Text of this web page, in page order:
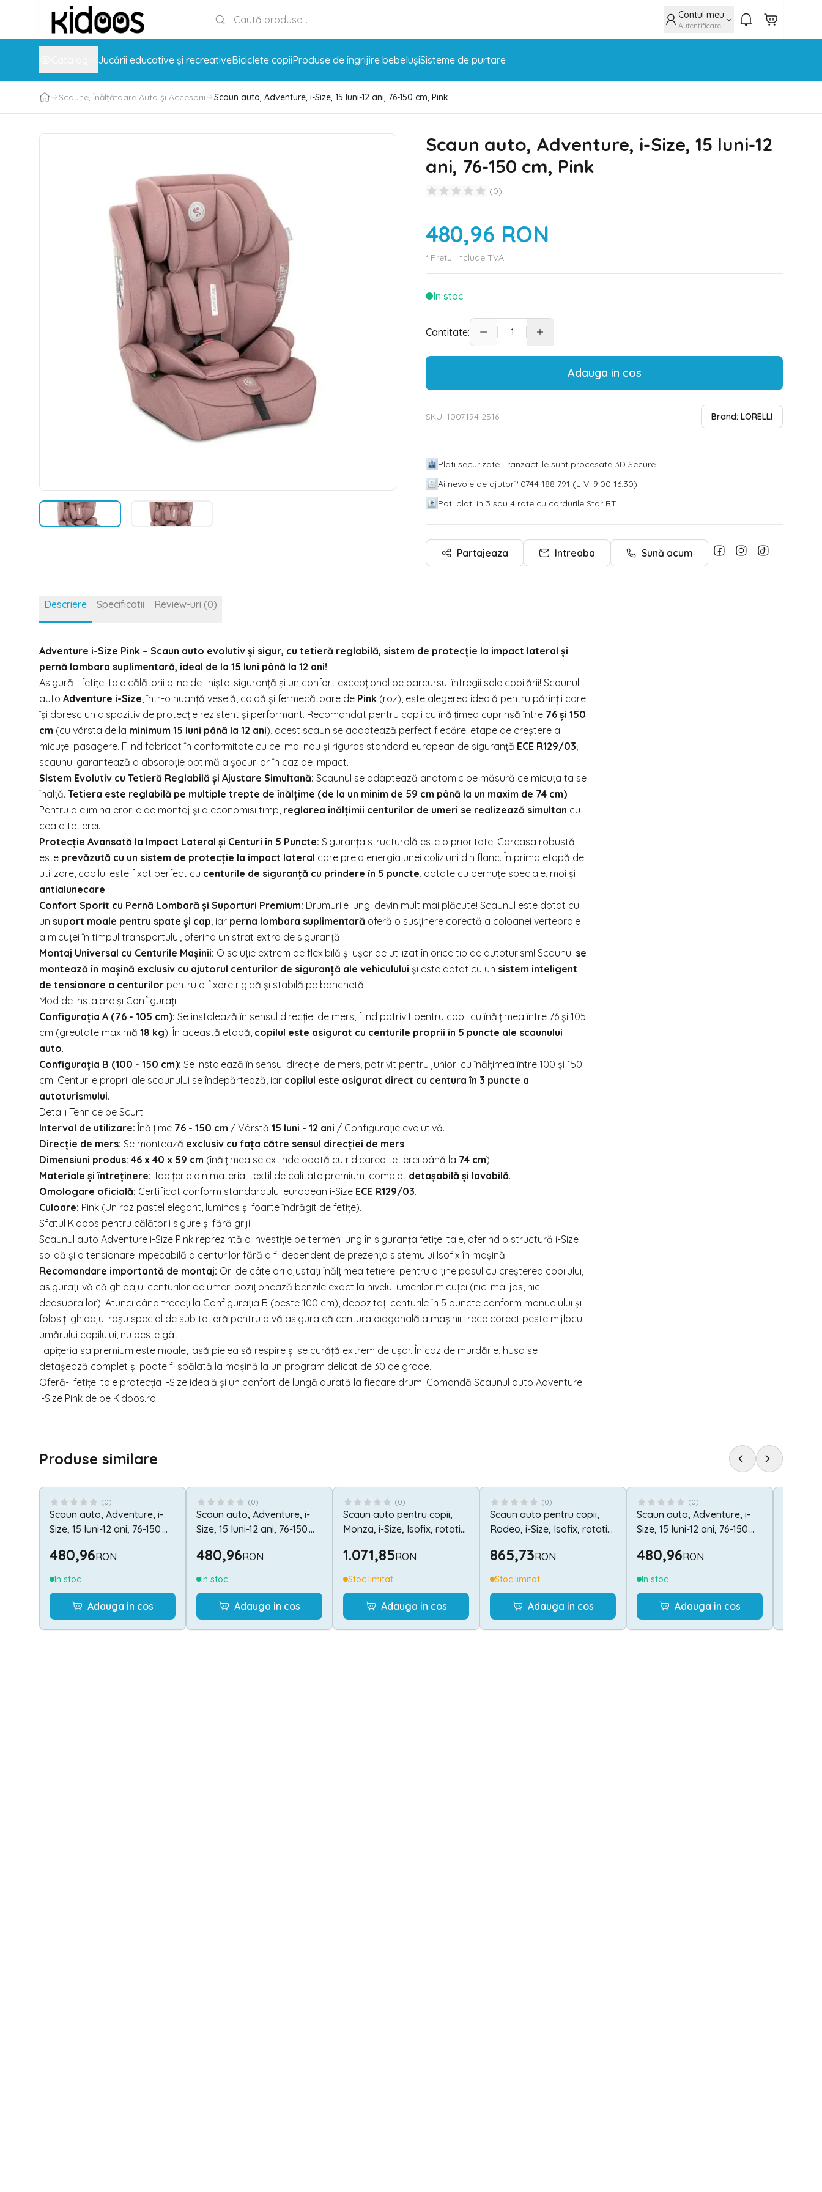
Contul meu
Autentificare
Jucării educative și recreativeBiciclete copiiProduse de îngrijire bebelușiSisteme de purtare
Scaune, Înălțătoare Auto și Accesorii Scaun auto, Adventure, i-Size, 15 luni-12 ani, 76-150 cm, Pink
Scaun auto, Adventure, i-Size, 15 luni-12
ani, 76-150 cm, Pink
(0)
480,96 RON
* Pretul include TVA
In stoc
Cantitate:
Adauga in cos
SKU: 1007194 2516 Brand: LORELLI
Plati securizate Tranzactiile sunt procesate 3D Secure
Ai nevoie de ajutor? 0744 188 791 (L-V: 9:00-16:30)
Poti plati in 3 sau 4 rate cu cardurile Star BT
Partajeaza Intreaba Sună acum
Descriere Specificatii Review-uri (0)
Adventure i-Size Pink – Scaun auto evolutiv și sigur, cu tetieră reglabilă, sistem de protecție la impact lateral și
pernă lombara suplimentară, ideal de la 15 luni până la 12 ani!
Asigură-i fetiței tale călătorii pline de liniște, siguranță și un confort excepțional pe parcursul întregii sale copilării! Scaunul
auto Adventure i-Size, într-o nuanță veselă, caldă și fermecătoare de Pink (roz), este alegerea ideală pentru părinții care
își doresc un dispozitiv de protecție rezistent și performant. Recomandat pentru copii cu înălțimea cuprinsă între 76 și 150
cm (cu vârsta de la minimum 15 luni până la 12 ani), acest scaun se adaptează perfect fiecărei etape de creștere a
micuței pasagere. Fiind fabricat în conformitate cu cel mai nou și riguros standard european de siguranță ECE R129/03,
scaunul garantează o absorbție optimă a șocurilor în caz de impact.
Sistem Evolutiv cu Tetieră Reglabilă și Ajustare Simultană: Scaunul se adaptează anatomic pe măsură ce micuța ta se
înalță. Tetiera este reglabilă pe multiple trepte de înălțime (de la un minim de 59 cm până la un maxim de 74 cm).
Pentru a elimina erorile de montaj și a economisi timp, reglarea înălțimii centurilor de umeri se realizează simultan cu
cea a tetierei.
Protecție Avansată la Impact Lateral și Centuri în 5 Puncte: Siguranța structurală este o prioritate. Carcasa robustă
este prevăzută cu un sistem de protecție la impact lateral care preia energia unei coliziuni din flanc. În prima etapă de
utilizare, copilul este fixat perfect cu centurile de siguranță cu prindere în 5 puncte, dotate cu pernuțe speciale, moi și
antialunecare.
Confort Sporit cu Pernă Lombară și Suporturi Premium: Drumurile lungi devin mult mai plăcute! Scaunul este dotat cu
un suport moale pentru spate și cap, iar perna lombara suplimentară oferă o susținere corectă a coloanei vertebrale
a micuței în timpul transportului, oferind un strat extra de siguranță.
Montaj Universal cu Centurile Mașinii: O soluție extrem de flexibilă și ușor de utilizat în orice tip de autoturism! Scaunul se
montează în mașină exclusiv cu ajutorul centurilor de siguranță ale vehiculului și este dotat cu un sistem inteligent
de tensionare a centurilor pentru o fixare rigidă și stabilă pe banchetă.
Mod de Instalare și Configurații:
Configurația A (76 - 105 cm): Se instalează în sensul direcției de mers, fiind potrivit pentru copii cu înălțimea între 76 și 105
cm (greutate maximă 18 kg). În această etapă, copilul este asigurat cu centurile proprii în 5 puncte ale scaunului
auto.
Configurația B (100 - 150 cm): Se instalează în sensul direcției de mers, potrivit pentru juniori cu înălțimea între 100 și 150
cm. Centurile proprii ale scaunului se îndepărtează, iar copilul este asigurat direct cu centura în 3 puncte a
autoturismului.
Detalii Tehnice pe Scurt:
Interval de utilizare: Înălțime 76 - 150 cm / Vârstă 15 luni - 12 ani / Configurație evolutivă.
Direcție de mers: Se montează exclusiv cu fața către sensul direcției de mers!
Dimensiuni produs: 46 x 40 x 59 cm (înălțimea se extinde odată cu ridicarea tetierei până la 74 cm).
Materiale și întreținere: Tapițerie din material textil de calitate premium, complet detașabilă și lavabilă.
Omologare oficială: Certificat conform standardului european i-Size ECE R129/03.
Culoare: Pink (Un roz pastel elegant, luminos și foarte îndrăgit de fetițe).
Sfatul Kidoos pentru călătorii sigure și fără griji:
Scaunul auto Adventure i-Size Pink reprezintă o investiție pe termen lung în siguranța fetiței tale, oferind o structură i-Size
solidă și o tensionare impecabilă a centurilor fără a fi dependent de prezența sistemului Isofix în mașină!
Recomandare importantă de montaj: Ori de câte ori ajustați înălțimea tetierei pentru a ține pasul cu creșterea copilului,
asigurați-vă că ghidajul centurilor de umeri poziționează benzile exact la nivelul umerilor micuței (nici mai jos, nici
deasupra lor). Atunci când treceți la Configurația B (peste 100 cm), depozitați centurile în 5 puncte conform manualului și
folosiți ghidajul roșu special de sub tetieră pentru a vă asigura că centura diagonală a mașinii trece corect peste mijlocul
umărului copilului, nu peste gât.
Tapițeria sa premium este moale, lasă pielea să respire și se curăță extrem de ușor. În caz de murdărie, husa se
detașează complet și poate fi spălată la mașină la un program delicat de 30 de grade.
Oferă-i fetiței tale protecția i-Size ideală și un confort de lungă durată la fiecare drum! Comandă Scaunul auto Adventure
i-Size Pink de pe Kidoos.ro!
Produse similare
(0)
Scaun auto, Adventure, i-
Size, 15 luni-12 ani, 76-150
480,96RON
In stoc
Adauga in cos
(0)
Scaun auto, Adventure, i-
Size, 15 luni-12 ani, 76-150
480,96RON
In stoc
Adauga in cos
(0)
Scaun auto pentru copii,
Monza, i-Size, Isofix, rotativ,
40-150 cm, Grey
1.071,85RON
Stoc limitat
Adauga in cos
(0)
Scaun auto pentru copii,
Rodeo, i-Size, Isofix, rotativ,
Green & Grey
865,73RON
Stoc limitat
Adauga in cos
(0)
Scaun auto, Adventure, i-
Size, 15 luni-12 ani, 76-150
480,96RON
In stoc
Adauga in cos